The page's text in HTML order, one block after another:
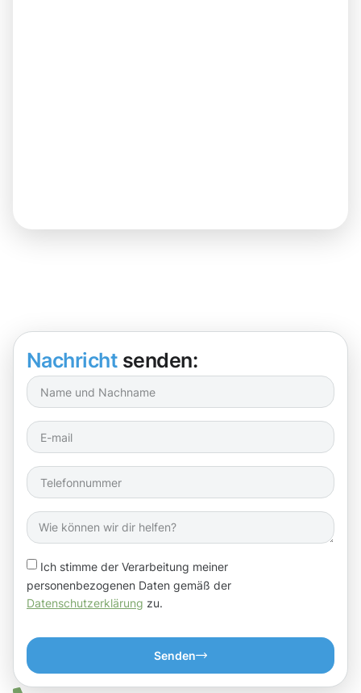
Nachricht senden:
Ich stimme der Verarbeitung meiner
personenbezogenen Daten gemäß der
Datenschutzerklärung zu.
Senden